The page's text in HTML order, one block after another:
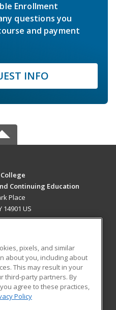
Enrollment
questions you
and payment
INFO
Continuing Education
Place
14901 US
Student Blog
pixels, and similar
about you, including about
This may result in your
third-party partners. By
agree to these practices,
Policy